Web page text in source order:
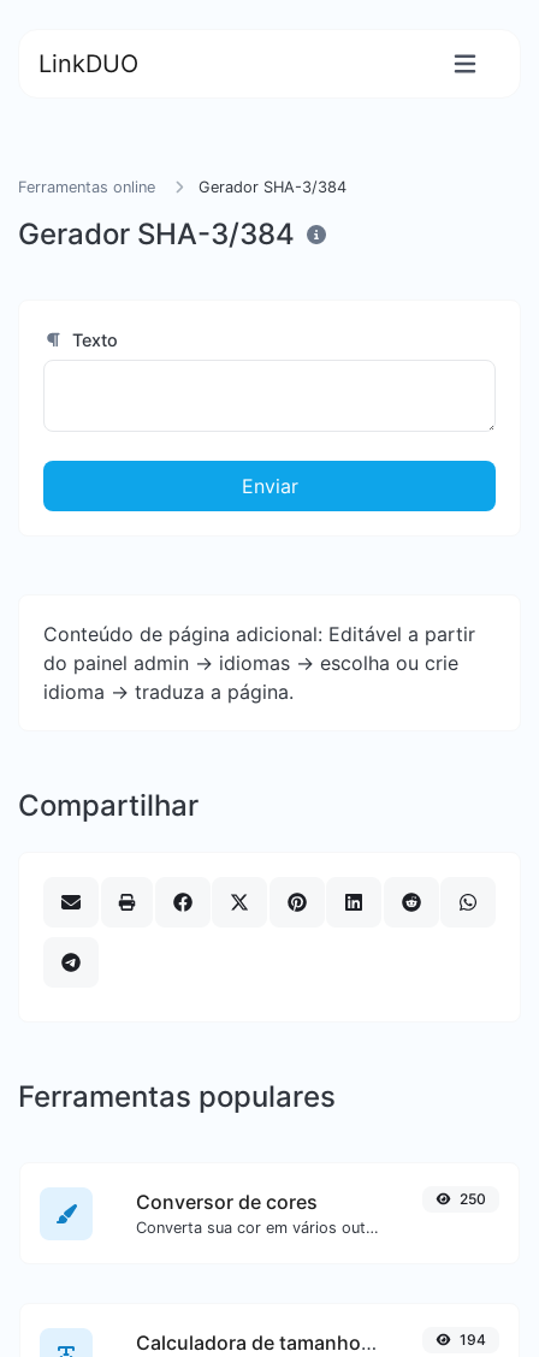
LinkDUO
Ferramentas online Gerador SHA-3/384
Gerador SHA-3/384
Texto
Enviar
Conteúdo de página adicional: Editável a partir
do painel admin -> idiomas -> escolha ou crie
idioma -> traduza a página.
Compartilhar
Ferramentas populares
Conversor de cores
Converta sua cor em vários outros formatos.
250
Calculadora de tamanho de texto 194